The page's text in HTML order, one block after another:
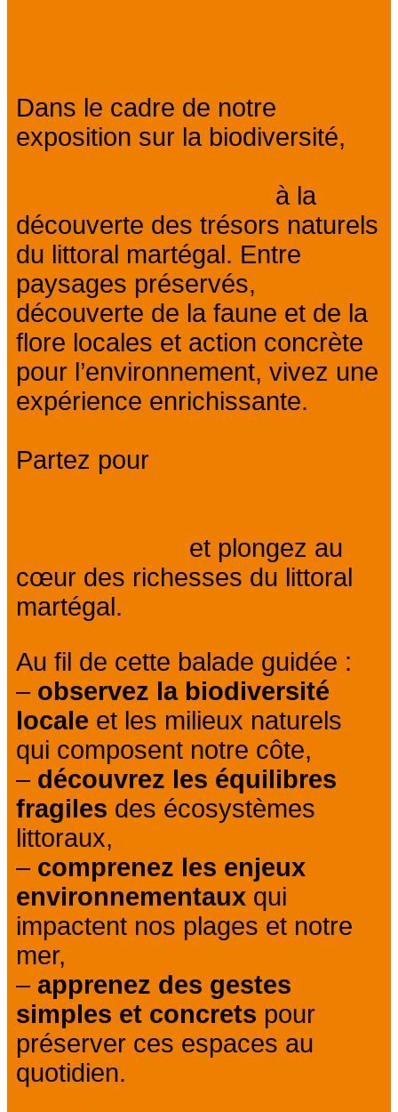
Dans le cadre de notre
exposition sur la biodiversité,
à la
découverte des trésors naturels
du littoral martégal. Entre
paysages préservés,
découverte de la faune et de la
flore locales et action concrète
pour l’environnement, vivez une
expérience enrichissante.
Partez pour
et plongez au
cœur des richesses du littoral
martégal.
Au fil de cette balade guidée :
– observez la biodiversité
locale et les milieux naturels
qui composent notre côte,
– découvrez les équilibres
fragiles des écosystèmes
littoraux,
– comprenez les enjeux
environnementaux qui
impactent nos plages et notre
mer,
– apprenez des gestes
simples et concrets pour
préserver ces espaces au
quotidien.